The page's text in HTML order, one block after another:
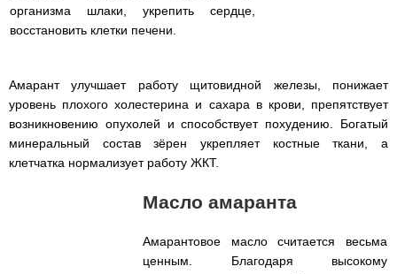
организма шлаки, укрепить сердце,
восстановить клетки печени.
Амарант улучшает работу щитовидной железы, понижает
уровень плохого холестерина и сахара в крови, препятствует
возникновению опухолей и способствует похудению. Богатый
минеральный состав зёрен укрепляет костные ткани, а
клетчатка нормализует работу ЖКТ.
Масло амаранта
Амарантовое масло считается весьма
ценным. Благодаря высокому